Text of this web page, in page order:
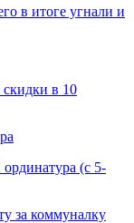
в итоге угнали и
в 10
(с 5-
за коммуналку